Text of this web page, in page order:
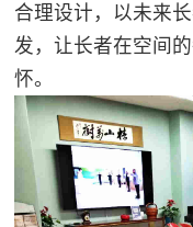
合理设计，以未来
发，让长者在空间
怀。